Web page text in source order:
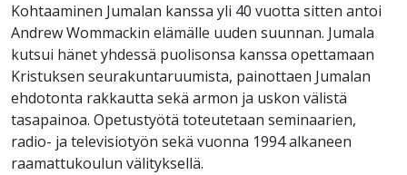
Kohtaaminen Jumalan kanssa yli 40 vuotta sitten antoi
Andrew Wommackin elämälle uuden suunnan. Jumala
kutsui hänet yhdessä puolisonsa kanssa opettamaan
Kristuksen seurakuntaruumista, painottaen Jumalan
ehdotonta rakkautta sekä armon ja uskon välistä
tasapainoa. Opetustyötä toteutetaan seminaarien,
radio- ja televisiotyön sekä vuonna 1994 alkaneen
raamattukoulun välityksellä.